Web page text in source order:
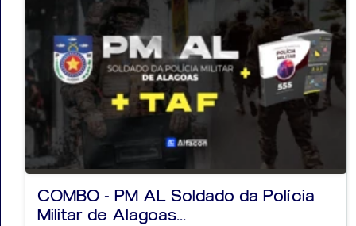
COMBO - PM AL Soldado da Polícia
Militar de Alagoas...